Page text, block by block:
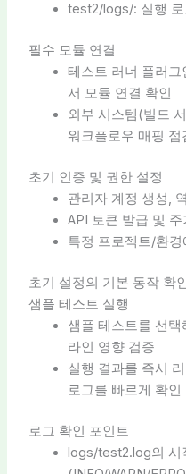
test2/logs/: 실행 로
필수 모듈 연결
테스트 러너 플러
서 모듈 연결 확인
외부 시스템(빌드
워크플로우 매핑 점
초기 인증 및 권한 설정
관리자 계정 생성,
API 토큰 발급 및
특정 프로젝트/환
초기 설정의 기본 동작 확
샘플 테스트 실행
샘플 테스트를 선
라인 영향 검증
실행 결과를 즉시
로그를 빠르게 확인
로그 확인 포인트
logs/test2.log의 시